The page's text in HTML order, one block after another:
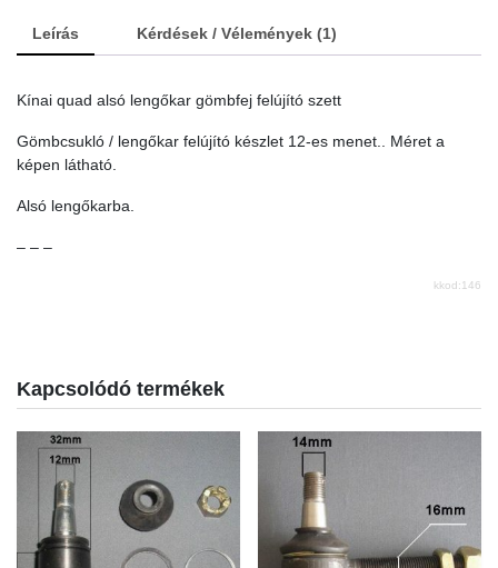
Leírás Kérdések / Vélemények (1)
Kínai quad alsó lengőkar gömbfej felújító szett
Gömbcsukló / lengőkar felújító készlet 12-es menet.. Méret a
képen látható.
Alsó lengőkarba.
– – –
kkod:146
Kapcsolódó termékek